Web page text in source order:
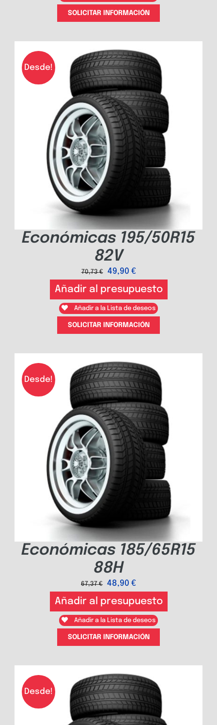
SOLICITAR INFORMACIÓN
Desde!
Económicas 195/50R15
82V
70,73€ 49,90 €
Añadir al presupuesto
Añadir a la Lista de deseos
SOLICITAR INFORMACIÓN
Desde!
Económicas 185/65R15
88H
67,37€ 48,90 €
Añadir al presupuesto
Añadir a la Lista de deseos
SOLICITAR INFORMACIÓN
Desde!